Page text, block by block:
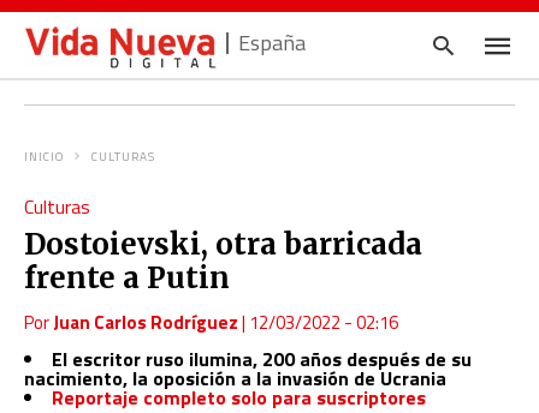
España
INICIO CULTURAS
Culturas
Dostoievski, otra barricada
frente a Putin
PorJuan Carlos Rodríguez| 12/03/2022 - 02:16
El escritor ruso ilumina, 200 años después de su
nacimiento, la oposición a la invasión de Ucrania
Reportaje completo solo para suscriptores